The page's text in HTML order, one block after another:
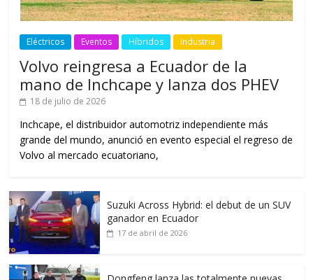
Eléctricos Eventos Híbridos Industria
Volvo reingresa a Ecuador de la
mano de Inchcape y lanza dos PHEV
18 de julio de 2026
Inchcape, el distribuidor automotriz independiente más
grande del mundo, anunció en evento especial el regreso de
Volvo al mercado ecuatoriano,
Suzuki Across Hybrid: el debut de un SUV
ganador en Ecuador
17 de abril de 2026